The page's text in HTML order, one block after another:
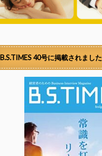
B.S.TIMES 40号に掲載されました